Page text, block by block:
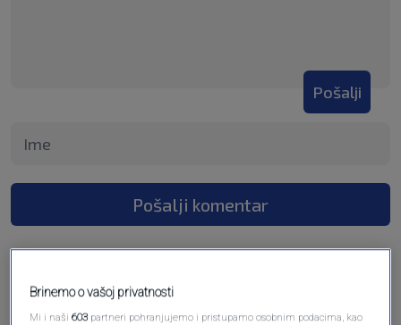
Pošalji
Pošalji komentar
Brinemo o vašoj privatnosti
Mi i naši603 partneri pohranjujemo i pristupamo osobnim podacima, kao